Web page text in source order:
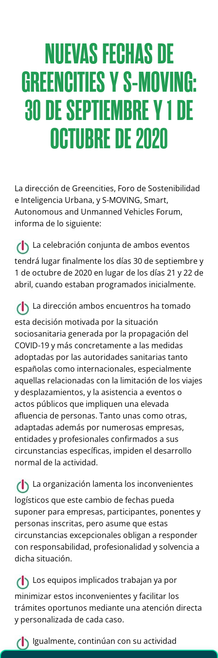
NUEVAS FECHAS DE
GREENCITIES Y S-MOVING:
30 DE SEPTIEMBRE Y 1 DE
OCTUBRE DE 2020
La dirección de Greencities, Foro de Sostenibilidad
e Inteligencia Urbana, y S-MOVING, Smart,
Autonomous and Unmanned Vehicles Forum,
informa de lo siguiente:
La celebración conjunta de ambos eventos
tendrá lugar finalmente los días 30 de septiembre y
1 de octubre de 2020 en lugar de los días 21 y 22 de
abril, cuando estaban programados inicialmente.
La dirección ambos encuentros ha tomado
esta decisión motivada por la situación
sociosanitaria generada por la propagación del
COVID-19 y más concretamente a las medidas
adoptadas por las autoridades sanitarias tanto
españolas como internacionales, especialmente
aquellas relacionadas con la limitación de los viajes
y desplazamientos, y la asistencia a eventos o
actos públicos que impliquen una elevada
afluencia de personas. Tanto unas como otras,
adaptadas además por numerosas empresas,
entidades y profesionales confirmados a sus
circunstancias específicas, impiden el desarrollo
normal de la actividad.
La organización lamenta los inconvenientes
logísticos que este cambio de fechas pueda
suponer para empresas, participantes, ponentes y
personas inscritas, pero asume que estas
circunstancias excepcionales obligan a responder
con responsabilidad, profesionalidad y solvencia a
dicha situación.
Los equipos implicados trabajan ya por
minimizar estos inconvenientes y facilitar los
trámites oportunos mediante una atención directa
y personalizada de cada caso.
Igualmente, continúan con su actividad